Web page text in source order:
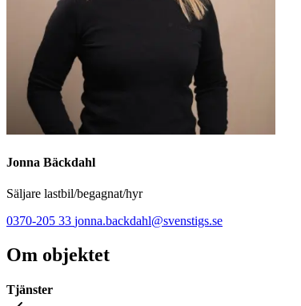
Jonna Bäckdahl
Säljare lastbil/begagnat/hyr
0370-205 33 jonna.backdahl@svenstigs.se
Om objektet
Tjänster